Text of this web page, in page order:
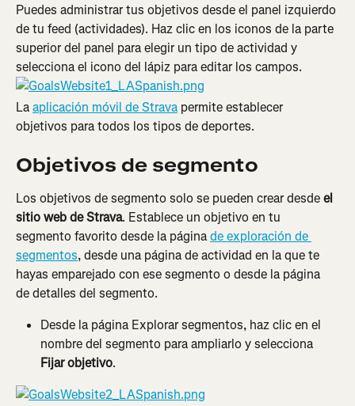
Puedes administrar tus objetivos desde el panel izquierdo
de tu feed (actividades). Haz clic en los iconos de la parte
superior del panel para elegir un tipo de actividad y
selecciona el icono del lápiz para editar los campos.
La aplicación móvil de Strava permite establecer
objetivos para todos los tipos de deportes.
Objetivos de segmento
Los objetivos de segmento solo se pueden crear desde el
sitio web de Strava. Establece un objetivo en tu
segmento favorito desde la página de exploración de
segmentos, desde una página de actividad en la que te
hayas emparejado con ese segmento o desde la página
de detalles del segmento.
Desde la página Explorar segmentos, haz clic en el
nombre del segmento para ampliarlo y selecciona
Fijar objetivo.